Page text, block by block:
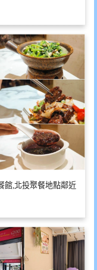
館,北投聚餐地點鄰近